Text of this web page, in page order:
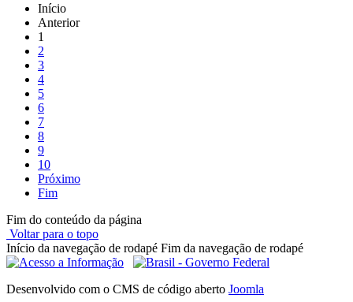
Início
Anterior
1
2
3
4
5
6
7
8
9
10
Próximo
Fim
Fim do conteúdo da página
Voltar para o topo
Início da navegação de rodapé Fim da navegação de rodapé
Desenvolvido com o CMS de código aberto Joomla